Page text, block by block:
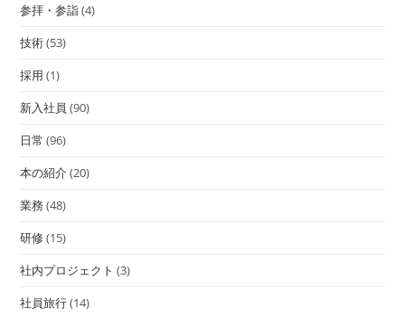
参拝・参詣(4)
技術(53)
採用 (1)
新入社員 (90)
日常 (96)
本の紹介(20)
業務(48)
研修(15)
社内プロジェクト (3)
社員旅行(14)